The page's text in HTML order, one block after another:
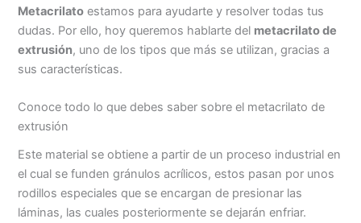
Metacrilato estamos para ayudarte y resolver todas tus
dudas. Por ello, hoy queremos hablarte del metacrilato de
extrusión, uno de los tipos que más se utilizan, gracias a
sus características.
Conoce todo lo que debes saber sobre el metacrilato de
extrusión
Este material se obtiene a partir de un proceso industrial en
el cual se funden gránulos acrílicos, estos pasan por unos
rodillos especiales que se encargan de presionar las
láminas, las cuales posteriormente se dejarán enfriar.